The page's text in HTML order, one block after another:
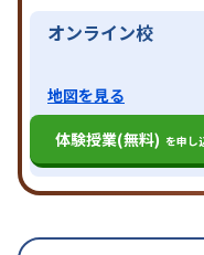
オンライン校
地図を見る
体験授業(無料) を申し